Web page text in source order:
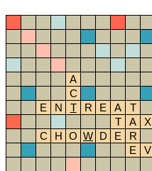
A
C
E
N T R E A T
T
A X
C
H O W D E R
E
V